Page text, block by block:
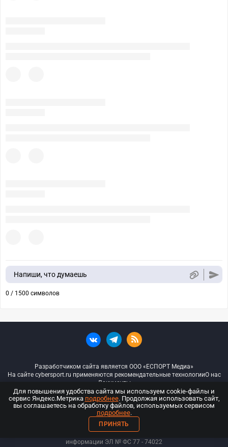
Напиши, что думаешь
0 / 1500 символов
Разработчиком сайта является ООО «ЕСПОРТ Медиа»
На сайте cybersport.ru применяются рекомендательные технологииО нас
Документы
© ООО «Киберспорт.ру» — Все права защищены
18+
ООО «Киберспорт.ру». Свидетельство о регистрации средств массовой
информации ЭЛ № ФС 77 - 74022
Для повышения удобства сайта мы используем cookie-файлы и
сервис Яндекс.Метрика подробнее. Продолжая использовать сайт,
вы соглашаетесь на обработку файлов, используемых сервисом
подробнее.
ПРИНЯТЬ